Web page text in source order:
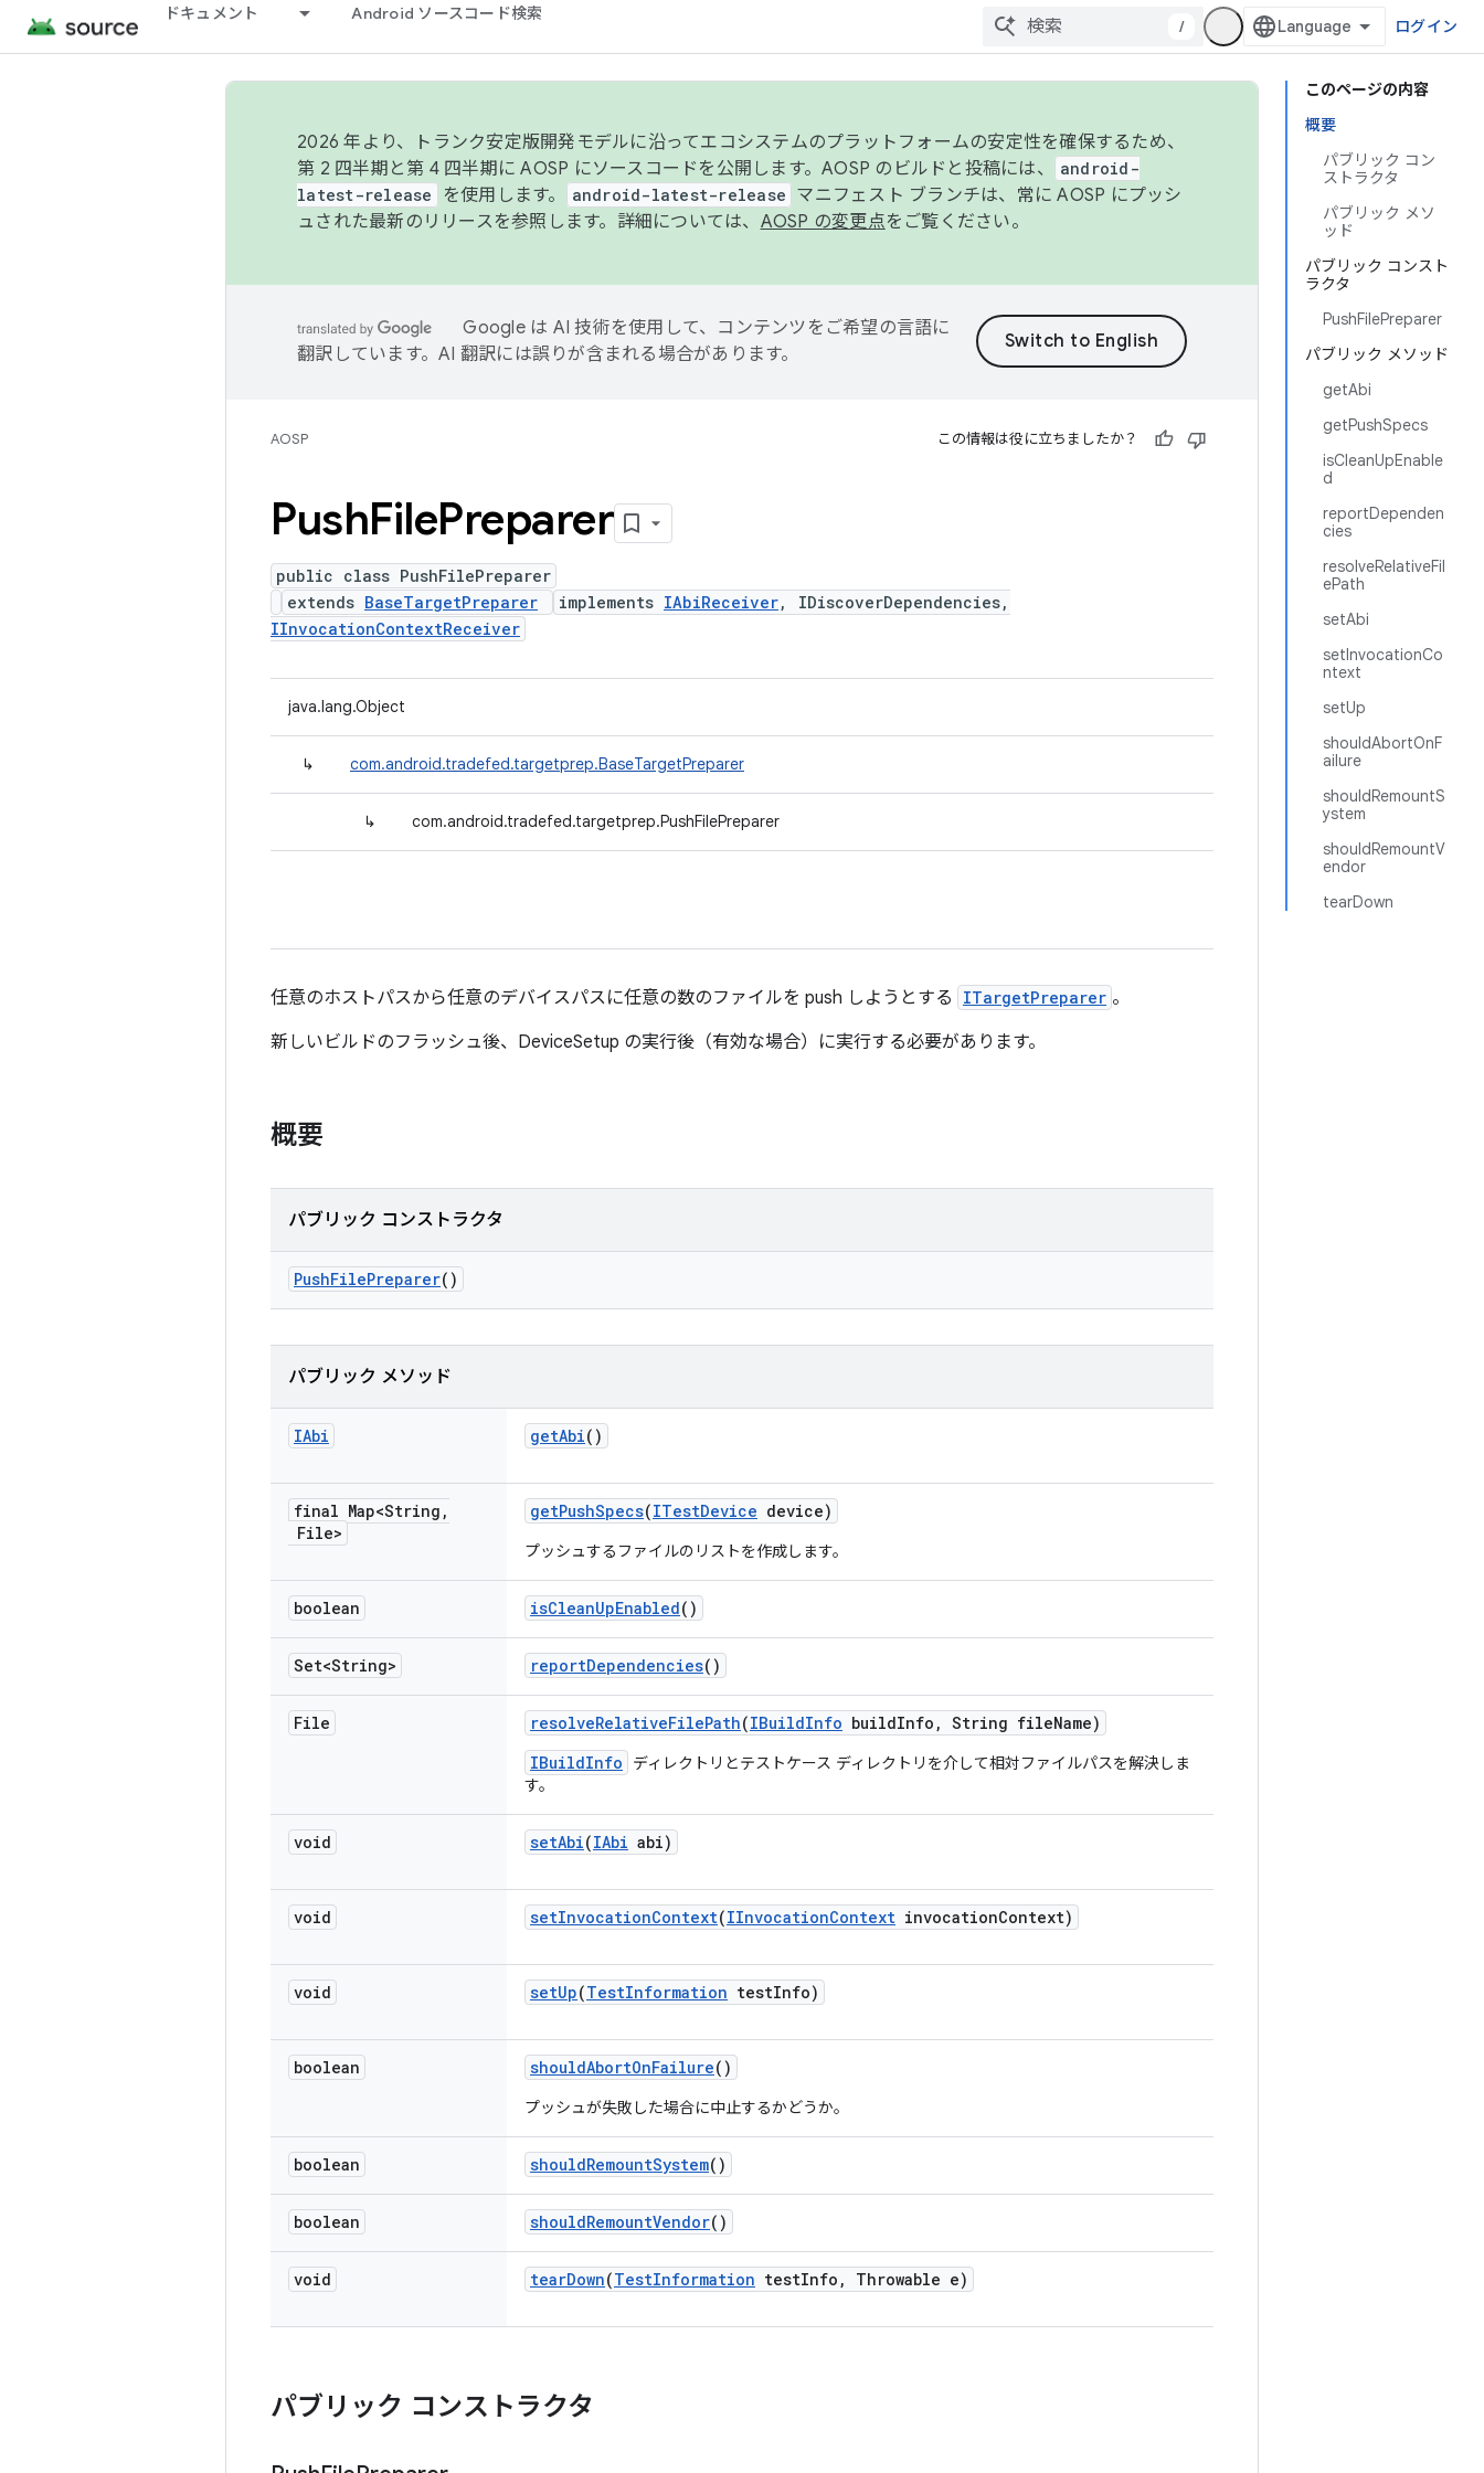
ドキュメント Android ソースコード検索
/ ログイン
このページの内容
概要
パブリック コン
ストラクタ
パブリック メソ
ッド
パブリック コンスト
ラクタ
PushFilePreparer
パブリック メソッド
getAbi
getPushSpecs
isCleanUpEnable
d
reportDependen
cies
resolveRelativeFil
ePath
setAbi
setInvocationCo
ntext
setUp
shouldAbortOnF
ailure
shouldRemountS
ystem
shouldRemountV
endor
tearDown
2026 年より、トランク安定版開発モデルに沿ってエコシステムのプラットフォームの安定性を確保するため、
第 2 四半期と第 4 四半期に AOSP にソースコードを公開します。AOSP のビルドと投稿には、
android-
latest-release
を使用します。 android-latest-release マニフェスト ブランチは、常に AOSP にプッシ
ュされた最新のリリースを参照します。詳細については、 AOSP の変更点をご覧ください。
Google は AI 技術を使用して、コンテンツをご希望の言語に
翻訳しています。AI 翻訳には誤りが含まれる場合があります。
AOSP この情報は役に立ちましたか？
PushFilePreparer
public class PushFilePreparer
extends BaseTargetPreparer implements IAbiReceiver, IDiscoverDependencies,
IInvocationContextReceiver
java.lang.Object
↳ com.android.tradefed.targetprep.BaseTargetPreparer
↳ com.android.tradefed.targetprep.PushFilePreparer
任意のホストパスから任意のデバイスパスに任意の数のファイルを push しようとする ITargetPreparer 。
新しいビルドのフラッシュ後、DeviceSetup の実行後（有効な場合）に実行する必要があります。
概要
パブリック コンストラクタ
PushFilePreparer()
パブリック メソッド
IAbi getAbi()
final Map<String ,
File>
getPushSpecs(ITestDevice device)
プッシュするファイルのリストを作成します。
boolean isCleanUpEnabled()
Set<String> reportDependencies()
File resolveRelativeFilePath(IBuildInfo buildInfo , String fileName)
IBuildInfo
ディレクトリとテストケース ディレクトリを介して相対ファイルパスを解決しま
す。
void setAbi(IAbi abi)
void setInvocationContext(IInvocationContext invocationContext)
void setUp(TestInformation testInfo)
boolean shouldAbortOnFailure()
プッシュが失敗した場合に中止するかどうか。
boolean shouldRemountSystem()
boolean shouldRemountVendor()
void tearDown(TestInformation testInfo , Throwable e)
パブリック コンストラクタ